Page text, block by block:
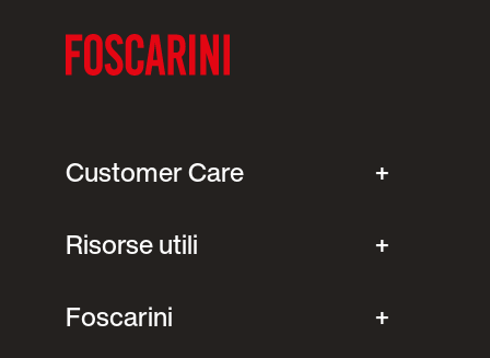
Customer Care
Risorse utili
Foscarini